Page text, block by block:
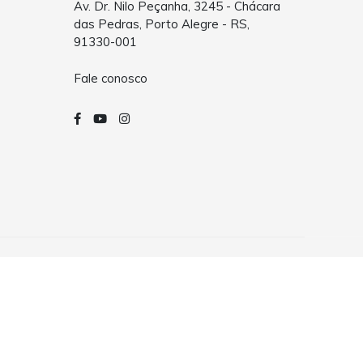
Av. Dr. Nilo Peçanha, 3245 - Chácara
das Pedras, Porto Alegre - RS,
91330-001
Fale conosco